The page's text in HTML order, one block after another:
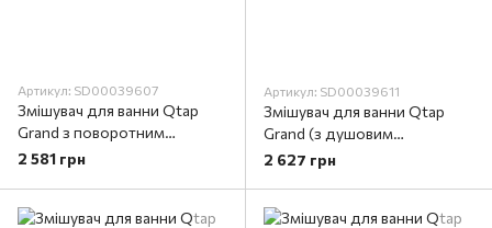
Артикул: SD00039607
Змішувач для ванни Qtap
Grand з поворотним
виливом (з душовим
2 581 грн
Артикул: SD00039611
Змішувач для ванни Qtap
Grand (з душовим
гарнітуром) QTGRAWCR006
2 627 грн